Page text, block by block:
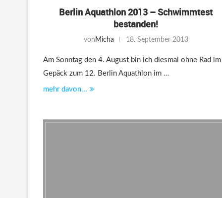
Berlin Aquathlon 2013 – Schwimmtest
bestanden!
von Micha 18. September 2013
Am Sonntag den 4. August bin ich diesmal ohne Rad im
Gepäck zum 12. Berlin Aquathlon im …
mehr davon...